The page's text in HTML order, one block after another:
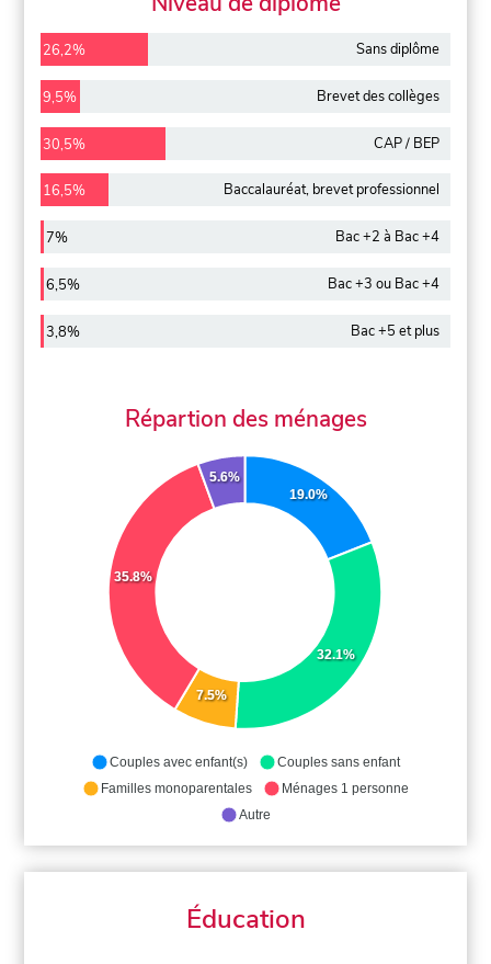
26,2% Sans diplôme
9,5% Brevet des collèges
30,5% CAP / BEP
16,5% Baccalauréat, brevet professionnel
7% Bac +2 à Bac +4
6,5% Bac +3 ou Bac +4
3,8% Bac +5 et plus
Répartion des ménages
19.0%
32.1%
7.5%
35.8%
5.6%
Couples avec enfant(s)
Couples sans enfant
Familles monoparentales
Ménages 1 personne
Autre
Éducation